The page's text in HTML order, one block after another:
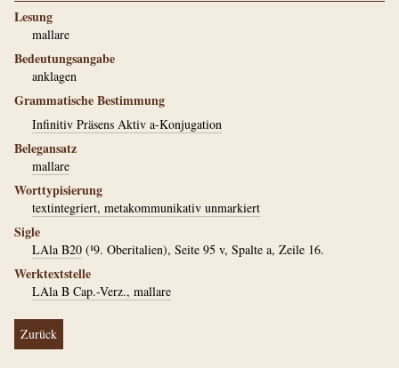
Lesung
mallare
Bedeutungsangabe
anklagen
Grammatische Bestimmung
Infinitiv Präsens Aktiv a-Konjugation
Belegansatz
mallare
Worttypisierung
textintegriert, metakommunikativ unmarkiert
Sigle
LAla B20 (¹9. Oberitalien), Seite 95 v, Spalte a, Zeile 16.
Werktextstelle
LAla B Cap.-Verz., mallare
Zurück